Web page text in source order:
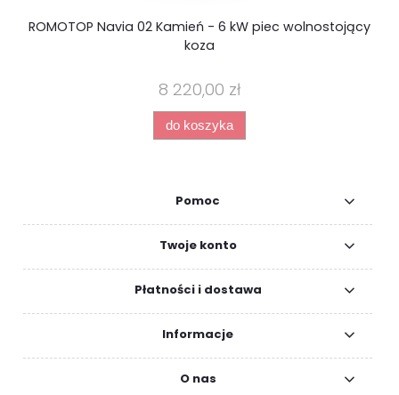
ROMOTOP Navia 02 Kamień - 6 kW piec wolnostojący
koza
8 220,00 zł
do koszyka
Pomoc
Twoje konto
Płatności i dostawa
Informacje
O nas